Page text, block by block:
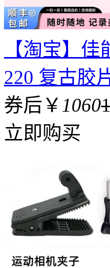
【淘宝】佳
220 复古胶
券后￥ 1060
立即购买